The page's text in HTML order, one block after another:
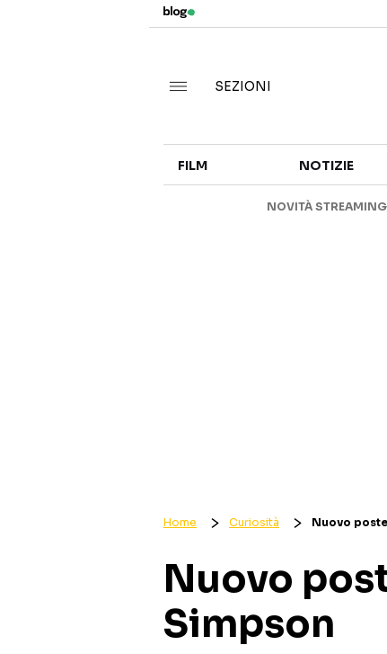
SEZIONI
FILM NOTIZIE
NOVITÀ STREAMING
Home Curiosità Nuovo
Nuovo
Simpson